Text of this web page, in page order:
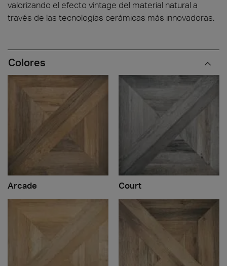
valorizando el efecto vintage del material natural a
través de las tecnologías cerámicas más innovadoras.
Colores
Arcade Court